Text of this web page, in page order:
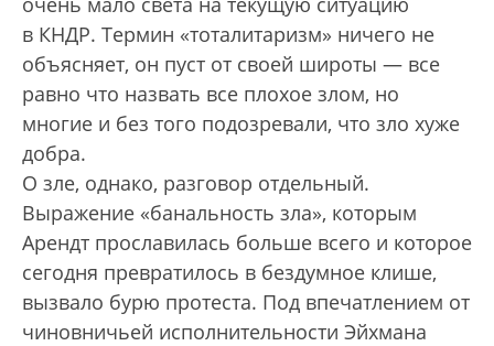
в КНДР. Термин «тоталитаризм» ничего не
объясняет, он пуст от своей широты — все
равно что назвать все плохое злом, но
многие и без того подозревали, что зло хуже
добра.
О зле, однако, разговор отдельный.
Выражение «банальность зла», которым
Арендт прославилась больше всего и которое
сегодня превратилось в бездумное клише,
вызвало бурю протеста. Под впечатлением от
чиновничьей исполнительности Эйхмана